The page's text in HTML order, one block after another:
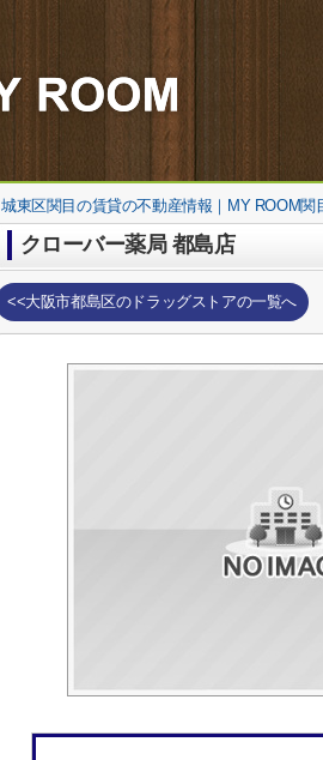
城東区関目の賃貸の不動産情報｜MY ROOM関
クローバー薬局 都島店
<<大阪市都島区のドラッグストアの一覧へ